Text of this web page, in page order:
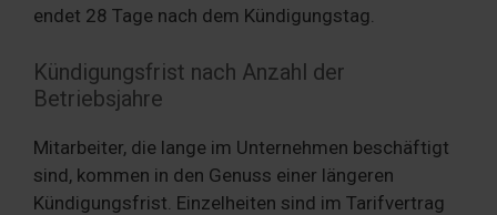
endet 28 Tage nach dem Kündigungstag.
Kündigungsfrist nach Anzahl der
Betriebsjahre
Mitarbeiter, die lange im Unternehmen beschäftigt
sind, kommen in den Genuss einer längeren
Kündigungsfrist. Einzelheiten sind im Tarifvertrag